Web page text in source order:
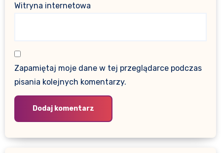
Witryna internetowa
Zapamiętaj moje dane w tej przeglądarce podczas
pisania kolejnych komentarzy.